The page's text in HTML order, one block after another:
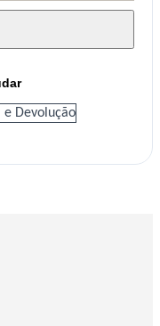
e Devolução